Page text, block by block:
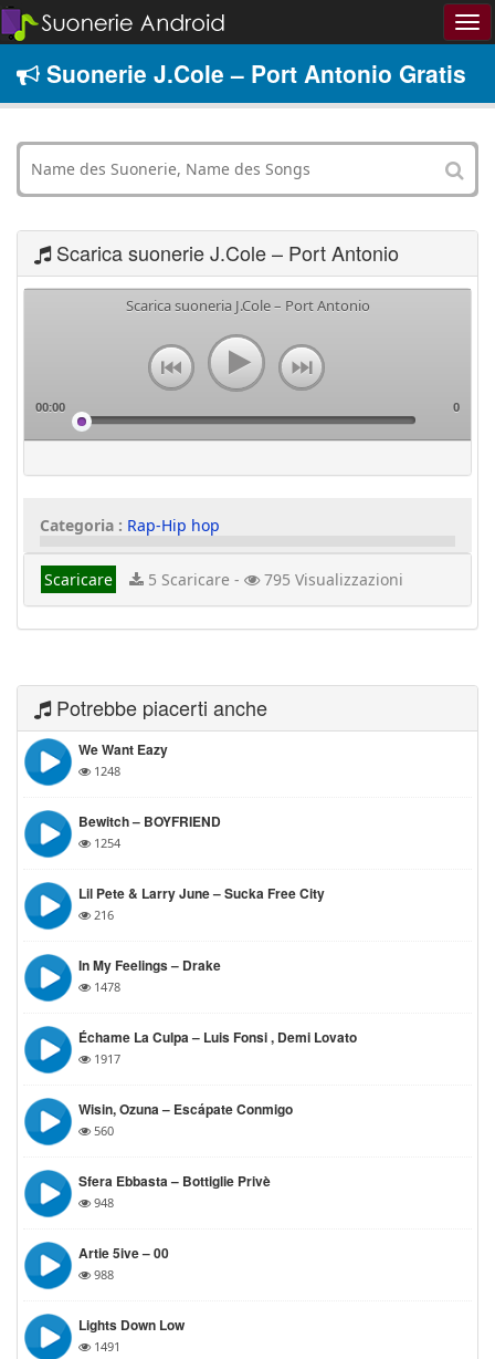
Suonerie J.Cole – Port Antonio Gratis
Scarica suonerie J.Cole – Port Antonio
Scarica suoneria J.Cole – Port Antonio
00:00 0
Categoria : Rap-Hip hop
Scaricare 5 Scaricare - 795 Visualizzazioni
Potrebbe piacerti anche
We Want Eazy
1248
Bewitch – BOYFRIEND
1254
Lil Pete & Larry June – Sucka Free City
216
In My Feelings – Drake
1478
Échame La Culpa – Luis Fonsi , Demi Lovato
1917
Wisin, Ozuna – Escápate Conmigo
560
Sfera Ebbasta – Bottiglie Privè
948
Artie 5ive – 00
988
Lights Down Low
1491